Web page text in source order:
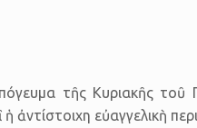
τῆς Κυριακῆς τοῦ
ἀντίστοιχη εὐαγγελικὴ